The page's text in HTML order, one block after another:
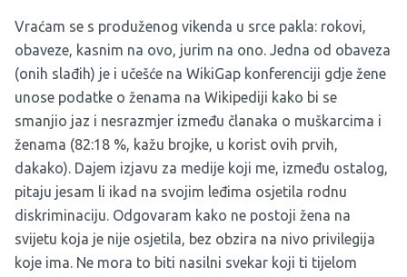
Vraćam se s produženog vikenda u srce pakla: rokovi,
obaveze, kasnim na ovo, jurim na ono. Jedna od obaveza
(onih slađih) je i učešće na WikiGap konferenciji gdje žene
unose podatke o ženama na Wikipediji kako bi se
smanjio jaz i nesrazmjer između članaka o muškarcima i
ženama (82:18 %, kažu brojke, u korist ovih prvih,
dakako). Dajem izjavu za medije koji me, između ostalog,
pitaju jesam li ikad na svojim leđima osjetila rodnu
diskriminaciju. Odgovaram kako ne postoji žena na
svijetu koja je nije osjetila, bez obzira na nivo privilegija
koje ima. Ne mora to biti nasilni svekar koji ti tijelom